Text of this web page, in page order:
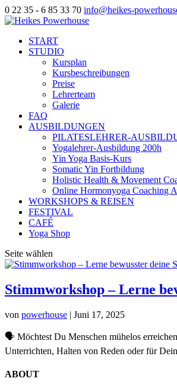
0 22 35 - 6 85 33 70 info@heikes-
START
STUDIO
Kursplan
Kursbeschreibungen
Preise
Lehrerteam
Galerie
FAQ
AUSBILDUNGEN
PILATESLEHRER-
Yogalehrer-Ausbildung 200h
Yin Yoga Basis-Kurs
Somatic Yin Fortbildung
Holistic Health & Movement
Online Hormonyoga Coaching
WORKSHOPS & REISEN
FESTIVAL
CAFÉ
Yoga Shop
Seite wählen
Stimmworkshop – Lerne
von powerhouse | Juni 17, 2025
🗣️ Möchtest Du Menschen mühelos
Unterrichten, Halten von Reden oder für
ABOUT